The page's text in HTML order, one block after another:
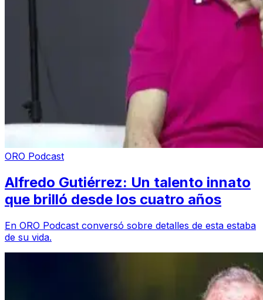
ORO Podcast
Alfredo Gutiérrez: Un talento innato
que brilló desde los cuatro años
En ORO Podcast conversó sobre detalles de esta estaba
de su vida.